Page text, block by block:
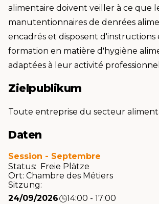
alimentaire doivent veiller à ce que
manutentionnaires de denrées
encadrés et disposent
formation en matière d'hygiène
adaptées à leur activité
Zielpublikum
Toute entreprise du secteur
Daten
Session - Septembre
Status: Freie Plätze
Ort: Chambre des Métiers
Sitzung:
24/09/2026
14:00 - 17:00